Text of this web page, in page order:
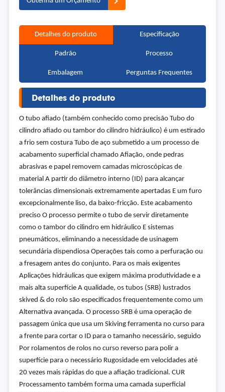
Detalhes do produto Especificação
Padrão Processo
Embalagem Perguntas Frequentes
Detalhes do produto
O tubo afiado (também conhecido como precisão Tubo do
cilindro afiado ou tambor do cilindro hidráulico) é um estirado
a frio sem costura Tubo de aço submetido a um processo de
acabamento superficial chamado Afiação, onde pedras
abrasivas e papel removem camadas microscópicas de
material A partir do diâmetro interno (ID) para alcançar
tolerâncias dimensionais extremamente apertadas E um furo
excepcionalmente liso, da baixo-fricção. Este acabamento
preciso O processo permite o tubo de servir diretamente
como o tambor do cilindro em hidráulico E sistemas
pneumáticos, eliminando a necessidade de usinagem
secundária dispendiosa Operações tais como a perfuração ou
a fresagem antes do conjunto. Para os mais exigentes
Aplicações hidráulicas que exigem máxima produtividade e a
mais alta superfície A qualidade, os tubos (SRB) lustrados
skived & do rolo são especificados frequentemente como um
Alternativa avançada. O processo SRB é uma operação de
passagem única que usa um Skiving ferramenta no curso para
a frente para cortar o ID para o tamanho necessário, seguido
Por rolamentos de rolos no curso reverso para polir a
superfície para o necessário Rugosidade em velocidades até
20 vezes mais rápidas do que a afiação tradicional. CUR
Processamento também forma uma camada superficial